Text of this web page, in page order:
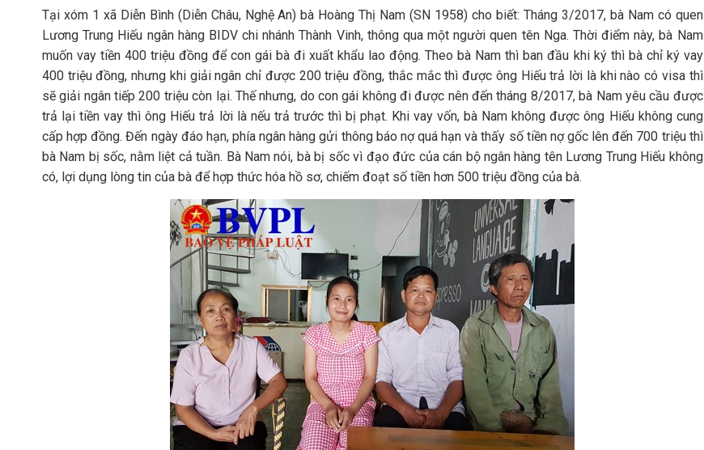
Tại xóm 1 xã Diễn Bình (Diễn Châu, Nghệ An) bà Hoàng Thị Nam (SN 1958) cho biết: Tháng 3/2017, bà Nam có quen
Lương Trung Hiếu ngân hàng BIDV chi nhánh Thành Vinh, thông qua một người quen tên Nga. Thời điểm này, bà Nam
muốn vay tiền 400 triệu đồng để con gái bà đi xuất khẩu lao động. Theo bà Nam thì ban đầu khi ký thì bà chỉ ký vay
400 triệu đồng, nhưng khi giải ngân chỉ được 200 triệu đồng, thắc mắc thì được ông Hiếu trả lời là khi nào có visa thì
sẽ giải ngân tiếp 200 triệu còn lại. Thế nhưng, do con gái không đi được nên đến tháng 8/2017, bà Nam yêu cầu được
trả lại tiền vay thì ông Hiếu trả lời là nếu trả trước thì bị phạt. Khi vay vốn, bà Nam không được ông Hiếu không cung
cấp hợp đồng. Đến ngày đáo hạn, phía ngân hàng gửi thông báo nợ quá hạn và thấy số tiền nợ gốc lên đến 700 triệu thì
bà Nam bị sốc, nằm liệt cả tuần. Bà Nam nói, bà bị sốc vì đạo đức của cán bộ ngân hàng tên Lương Trung Hiếu không
có, lợi dụng lòng tin của bà để hợp thức hóa hồ sơ, chiếm đoạt số tiền hơn 500 triệu đồng của bà.